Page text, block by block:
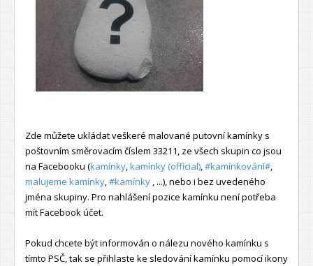
Zde můžete ukládat veškeré malované putovní kamínky s
poštovním směrovacím číslem 33211, ze všech skupin co jsou
na Facebooku (kamínky kamínky (official) #kamínkování#
malujeme kamínky #kamínky , ...), nebo i bez uvedeného
jména skupiny. Pro nahlášení pozice kamínku není potřeba
mít Facebook účet.
Pokud chcete být informován o nálezu nového kamínku s
tímto PSČ, tak se přihlaste ke sledování kamínku pomocí ikony